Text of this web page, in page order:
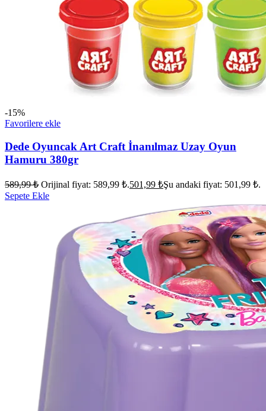
-15%
Favorilere ekle
Dede Oyuncak Art Craft İnanılmaz Uzay Oyun
Hamuru 380gr
589,99₺ Orijinal fiyat: 589,99 ₺.501,99 ₺Şu andaki fiyat: 501,99 ₺.
Sepete Ekle